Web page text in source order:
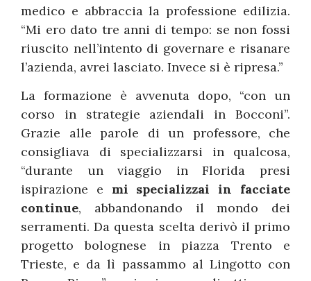
medico e abbraccia la professione edilizia.
“Mi ero dato tre anni di tempo: se non fossi
riuscito nell’intento di governare e risanare
l’azienda, avrei lasciato. Invece si è ripresa.”
La formazione è avvenuta dopo, “con un
corso in strategie aziendali in Bocconi”.
Grazie alle parole di un professore, che
consigliava di specializzarsi in qualcosa,
“durante un viaggio in Florida presi
ispirazione e mi specializzai in facciate
continue, abbandonando il mondo dei
serramenti. Da questa scelta derivò il primo
progetto bolognese in piazza Trento e
Trieste, e da lì passammo al Lingotto con